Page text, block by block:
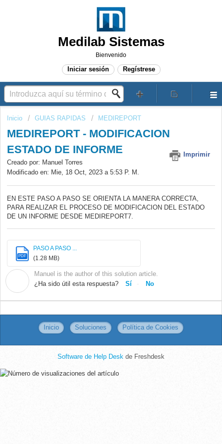
Medilab Sistemas
Bienvenido
Iniciar sesión Regístrese
Inicio GUIAS RAPIDAS MEDIREPORT
MEDIREPORT - MODIFICACION
ESTADO DE INFORME
Imprimir
Creado por: Manuel Torres
Modificado en: Mie, 18 Oct, 2023 a 5:53 P. M.
EN ESTE PASO A PASO SE ORIENTA LA MANERA CORRECTA,
PARA REALIZAR EL PROCESO DE MODIFICACION DEL ESTADO
DE UN INFORME DESDE MEDIREPORT7.
PDF
PASO A PASO ...
(1.28 MB)
Manuel is the author of this solution article.
¿Ha sido útil esta respuesta?
Sí No
Inicio Soluciones Política de Cookies
Software de Help Desk de Freshdesk